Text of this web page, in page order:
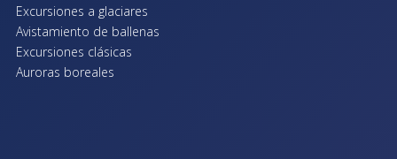
Excursiones a glaciares
Avistamiento de ballenas
Excursiones clásicas
Auroras boreales